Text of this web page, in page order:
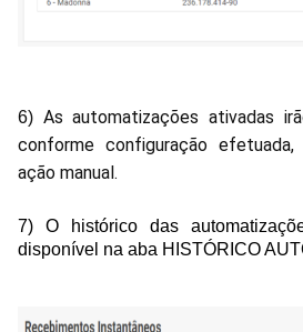
6) As automatizações ativadas
conforme configuração efetuada,
ação manual.
7) O histórico das
disponível na aba HISTÓRICO